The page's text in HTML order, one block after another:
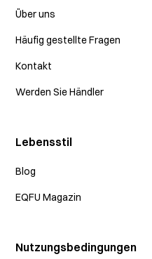
Über uns
Häufig gestellte Fragen
Kontakt
Werden Sie Händler
Lebensstil
Blog
EQFU Magazin
Nutzungsbedingungen